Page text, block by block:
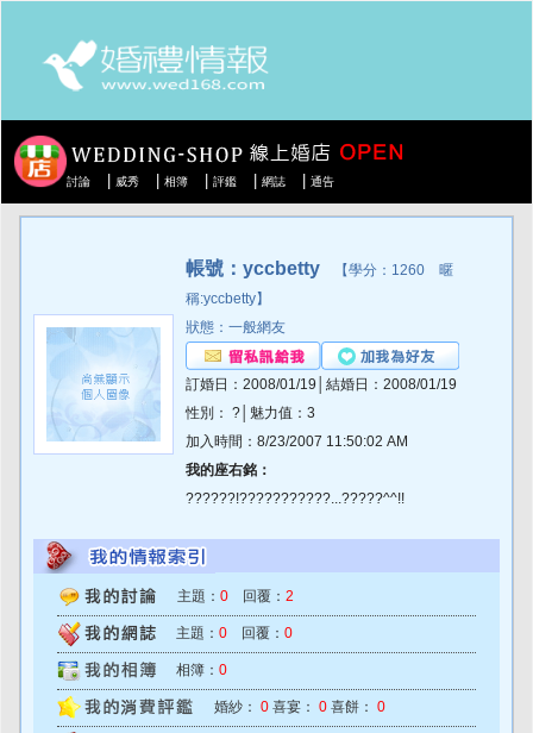
討論 威秀 相簿 評鑑 網誌 通告
帳號：yccbetty 【學分：1260 暱
稱:yccbetty】
狀態：一般網友
訂婚日：2008/01/19│結婚日：2008/01/19
性別： ?│魅力值：3
加入時間：8/23/2007 11:50:02 AM
我的座右銘：
??????!???????????...?????^^!!
主題： 0 回覆： 2
主題： 0 回覆： 0
相簿： 0
婚紗： 0 喜宴： 0 喜餅： 0